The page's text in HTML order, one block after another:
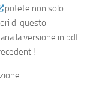
potete non solo
di questo
la versione in pdf